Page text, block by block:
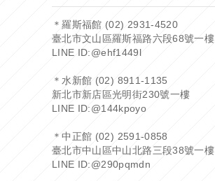
＊羅斯福館 (02) 2931-4520
臺北市文山區羅斯福路六段68號一樓
LINE ID:@ehf1449l
＊水新館 (02) 8911-1135
新北市新店區光明街230號一樓
LINE ID:@144kpoyo
＊中正館 (02) 2591-0858
臺北市中山區中山北路三段38號一樓
LINE ID:@290pqmdn